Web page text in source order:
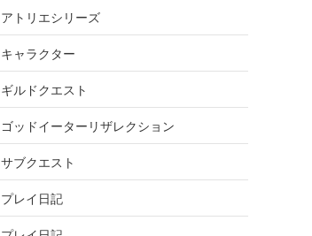
アトリエシリーズ
キャラクター
ギルドクエスト
ゴッドイーターリザレクション
サブクエスト
プレイ日記